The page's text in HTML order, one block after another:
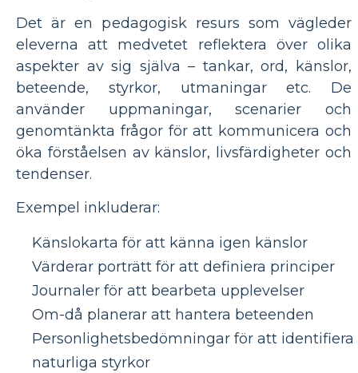
Det är en pedagogisk resurs som vägleder
eleverna att medvetet reflektera över olika
aspekter av sig själva – tankar, ord, känslor,
beteende, styrkor, utmaningar etc. De
använder uppmaningar, scenarier och
genomtänkta frågor för att kommunicera och
öka förståelsen av känslor, livsfärdigheter och
tendenser.
Exempel inkluderar:
Känslokarta för att känna igen känslor
Värderar porträtt för att definiera principer
Journaler för att bearbeta upplevelser
Om-då planerar att hantera beteenden
Personlighetsbedömningar för att identifiera
naturliga styrkor